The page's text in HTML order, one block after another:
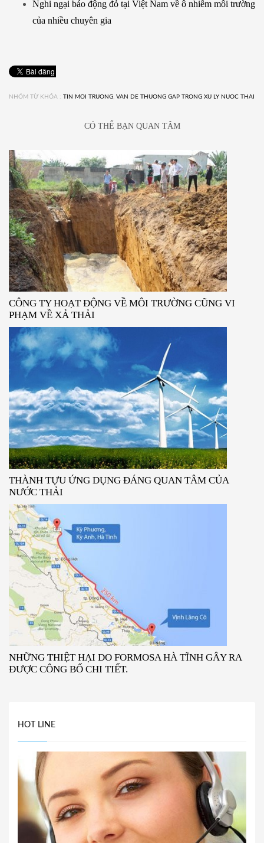
Nghi ngại báo động đỏ tại Việt Nam về ô nhiễm môi trường
của nhiều chuyên gia
NHÓM TỪ KHÓA : TIN MOI TRUONG, VAN DE THUONG GAP TRONG XU LY NUOC THAI
CÓ THỂ BẠN QUAN TÂM
CÔNG TY HOẠT ĐỘNG VỀ MÔI TRƯỜNG CŨNG VI
PHẠM VỀ XẢ THẢI
THÀNH TỰU ỨNG DỤNG ĐÁNG QUAN TÂM CỦA
NƯỚC THẢI
NHỮNG THIỆT HẠI DO FORMOSA HÀ TĨNH GÂY RA
ĐƯỢC CÔNG BỐ CHI TIẾT.
HOT LINE